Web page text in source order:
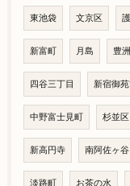
東池袋 文京区
新富町 月島 豊洲
四谷三丁目 新宿御
中野富士見町 杉並区
新高円寺 南阿佐ヶ谷
淡路町 お茶の水